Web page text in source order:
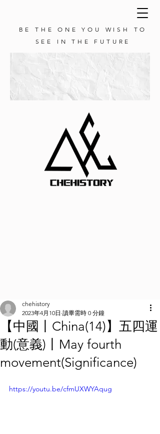
BE THE ONE YOU WISH TO
SEE IN THE FUTURE
【中國丨China(14)】五四運
動(意義)丨May fourth
movement(Significance)
chehistory
2023年4月10日 讀畢需時 0 分鐘
https://youtu.be/cfmUXWYAqug